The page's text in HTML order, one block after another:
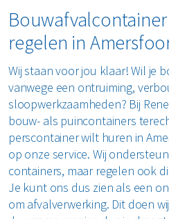
regelen in
Wij staan voor jou klaar! Wil je
vanwege een ontruiming,
sloopwerkzaamheden? Bij
bouw- als puincontainers
perscontainer wilt huren in
op onze service. Wij
containers, maar regelen ook
Je kunt ons dus zien als een
om afvalverwerking. Dit doen